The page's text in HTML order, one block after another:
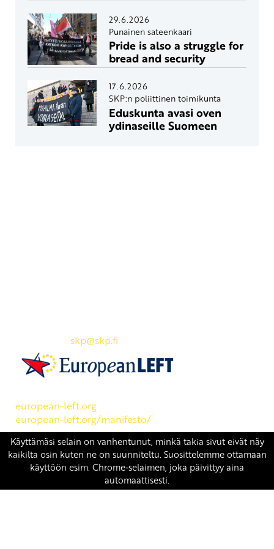
29.6.2026
Punainen sateenkaari
Pride is also a struggle for
bread and security
17.6.2026
SKP:n poliittinen toimikunta
Eduskunta avasi oven
ydinaseille Suomeen
skp@skp.fi
european-left.org
european-left.org/manifesto/